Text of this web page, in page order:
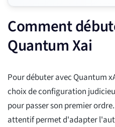
Comment
Quantum Xai
Pour débuter avec Quantum
choix de configuration
pour passer son premier
attentif permet d'adapter